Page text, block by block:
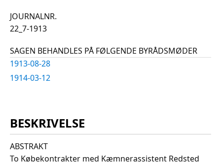
JOURNALNR.
22_7-1913
SAGEN BEHANDLES PÅ FØLGENDE BYRÅDSMØDER
1913-08-28
1914-03-12
BESKRIVELSE
ABSTRAKT
To Købekontrakter med Kæmnerassistent Redsted